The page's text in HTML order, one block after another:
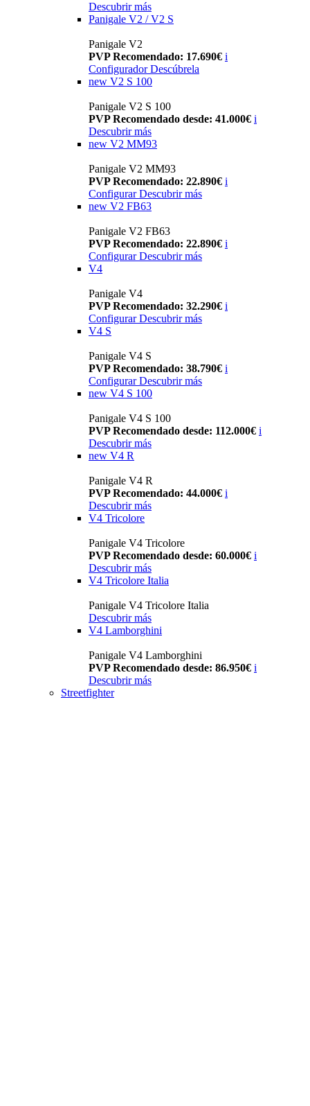
Descubrir más
Panigale V2 / V2 S
Panigale V2
PVP Recomendado: 17.690€ i
Configurador Descúbrela
new V2 S 100
Panigale V2 S 100
PVP Recomendado desde: 41.000€ i
Descubrir más
new V2 MM93
Panigale V2 MM93
PVP Recomendado: 22.890€ i
Configurar Descubrir más
new V2 FB63
Panigale V2 FB63
PVP Recomendado: 22.890€ i
Configurar Descubrir más
V4
Panigale V4
PVP Recomendado: 32.290€ i
Configurar Descubrir más
V4 S
Panigale V4 S
PVP Recomendado: 38.790€ i
Configurar Descubrir más
new V4 S 100
Panigale V4 S 100
PVP Recomendado desde: 112.000€ i
Descubrir más
new V4 R
Panigale V4 R
PVP Recomendado: 44.000€ i
Descubrir más
V4 Tricolore
Panigale V4 Tricolore
PVP Recomendado desde: 60.000€ i
Descubrir más
V4 Tricolore Italia
Panigale V4 Tricolore Italia
Descubrir más
V4 Lamborghini
Panigale V4 Lamborghini
PVP Recomendado desde: 86.950€ i
Descubrir más
Streetfighter